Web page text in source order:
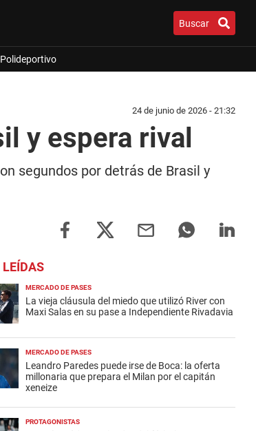
Buscar
Polideportivo
24 de junio de 2026 - 21:32
y espera rival
segundos por detrás de Brasil y
MERCADO DE PASES
La vieja cláusula del miedo que utilizó River con
Maxi Salas en su pase a Independiente Rivadavia
MERCADO DE PASES
Leandro Paredes puede irse de Boca: la oferta
millonaria que prepara el Milan por el capitán
xeneize
PROTAGONISTAS